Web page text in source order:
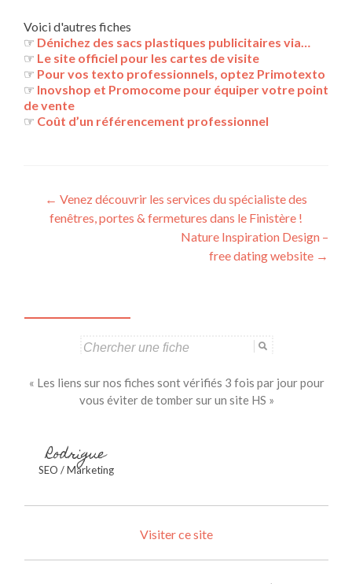
Voici d'autres fiches
☞ Dénichez des sacs plastiques publicitaires via…
☞ Le site officiel pour les cartes de visite
☞ Pour vos texto professionnels, optez Primotexto
☞ Inovshop et Promocome pour équiper votre point
de vente
☞ Coût d’un référencement professionnel
Navigation
des
← Venez découvrir les services du spécialiste des
fenêtres, portes & fermetures dans le Finistère !
Nature Inspiration Design –
free dating website →
« Les liens sur nos fiches sont vérifiés 3 fois par jour pour
vous éviter de tomber sur un site HS »
Rodrigue
SEO / Marketing
Visiter ce site